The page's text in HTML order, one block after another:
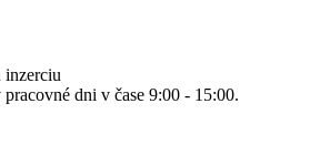
inzerciu
dni v čase 9:00 - 15:00.